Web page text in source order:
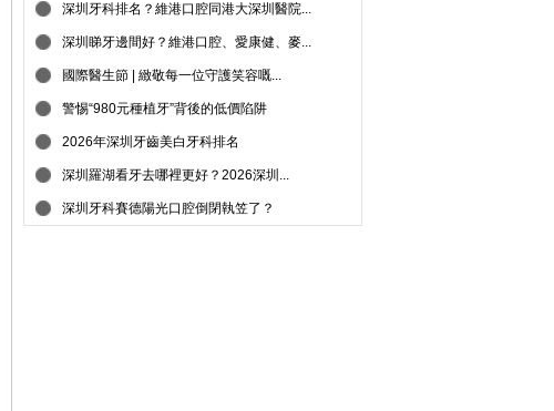
深圳牙科排名？維港口腔同港大深圳醫院...
深圳睇牙邊間好？維港口腔、愛康健、麥...
國際醫生節 | 緻敬每一位守護笑容嘅...
警惕“980元種植牙”背後的低價陷阱
2026年深圳牙齒美白牙科排名
深圳羅湖看牙去哪裡更好？2026深圳...
深圳牙科賽德陽光口腔倒閉執笠了？